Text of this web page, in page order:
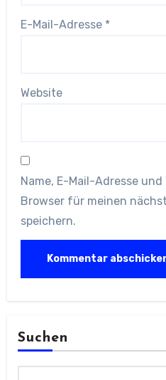
E-Mail-Adresse *
Website
Name, E-Mail-Adresse
Browser für meinen
speichern.
Suchen